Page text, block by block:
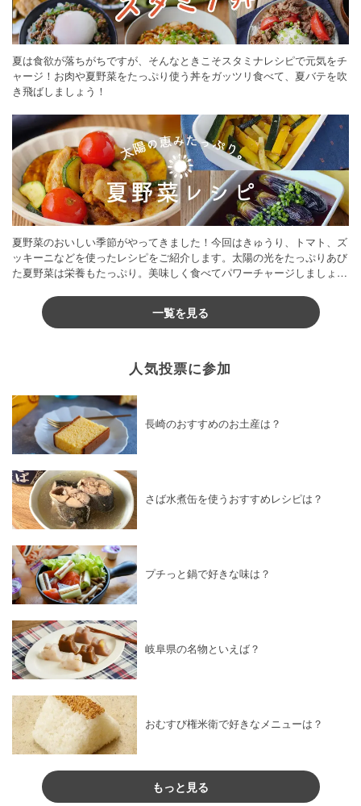
夏は食欲が落ちがちですが、そんなときこそスタミナレシピで元気をチ
ャージ！お肉や夏野菜をたっぷり使う丼をガッツリ食べて、夏バテを吹
き飛ばしましょう！
夏野菜のおいしい季節がやってきました！今回はきゅうり、トマト、ズ
ッキーニなどを使ったレシピをご紹介します。太陽の光をたっぷりあび
た夏野菜は栄養もたっぷり。美味しく食べてパワーチャージしましょう
一覧を見る
人気投票に参加
長崎のおすすめのお土産は？
さば水煮缶を使うおすすめレシピは？
プチっと鍋で好きな味は？
岐阜県の名物といえば？
おむすび権米衛で好きなメニューは？
もっと見る